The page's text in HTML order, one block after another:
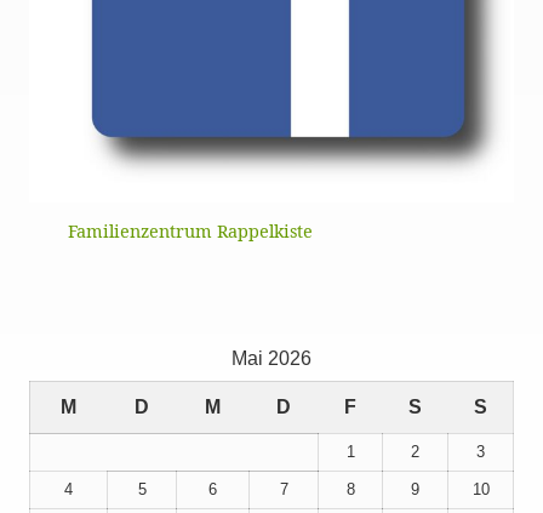
Familienzentrum Rappelkiste
Mai 2026
M D M D F S S
1 2 3
4 5 6 7 8 9 10